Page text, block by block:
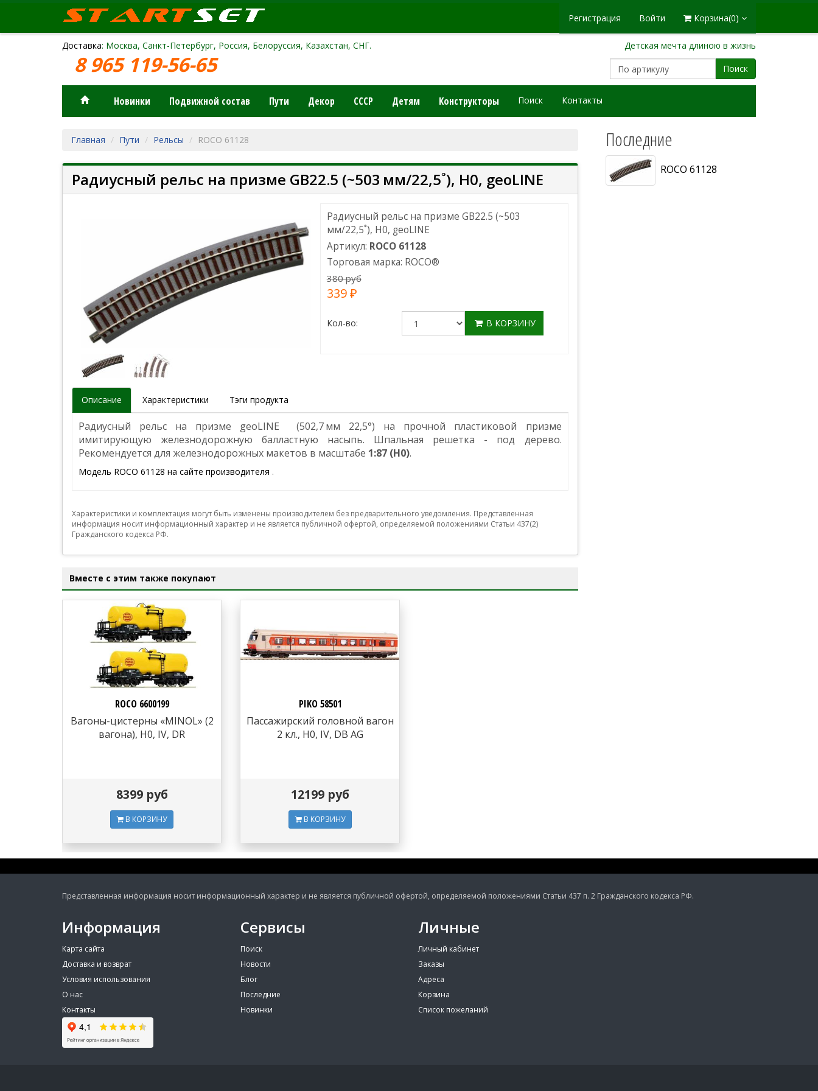
Доставка: Москва, Санкт-Петербург, Россия, Белоруссия, Казахстан, СНГ. Детская мечта длиною в жизнь
Регистрация Войти Корзина(0)
8 965 119-56-65 Поиск
Новинки Подвижной состав Пути Декор СССР Детям Конструкторы Поиск Контакты
Главная Пути Рельсы ROCO 61128
Радиусный рельс на призме GB22.5 (~503 мм/22,5˚), H0, geoLINE
Радиусный рельс на призме GB22.5 (~503
мм/22,5˚), H0, geoLINE
Артикул: ROCO 61128
Торговая марка: ROCO®
380 руб
339 ₽
Кол-во: В КОРЗИНУ
Описание Характеристики Тэги продукта
Радиусный рельс на призме geoLINE (502,7 мм 22,5°) на прочной пластиковой призме
имитирующую железнодорожную балластную насыпь. Шпальная решетка - под дерево.
Рекомендуется для железнодорожных макетов в масштабе 1:87 (H0).
Модель ROCO 61128 на сайте производителя .
Характеристики и комплектация могут быть изменены производителем без предварительного уведомления. Представленная
информация носит информационный характер и не является публичной офертой, определяемой положениями Статьи 437(2)
Гражданского кодекса РФ.
Вместе с этим также покупают
ROCO 6600199
Вагоны-цистерны «MINOL» (2
вагона), H0, IV, DR
8399 руб
В КОРЗИНУ
PIKO 58501
Пассажирский головной вагон
2 кл., H0, IV, DB AG
12199 руб
В КОРЗИНУ
Последние
ROCO 61128
Представленная информация носит информационный характер и не является публичной офертой, определяемой положениями Статьи 437 п. 2 Гражданского кодекса РФ.
Информация
Карта сайта
Доставка и возврат
Условия использования
О нас
Контакты
Сервисы
Поиск
Новости
Блог
Последние
Новинки
Личные
Личный кабинет
Заказы
Адреса
Корзина
Список пожеланий